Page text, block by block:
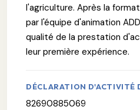
l'agriculture. Après la
par l'équipe d'animation
qualité de la prestation
leur première expérience.
DÉCLARATION D'ACTIVITÉ
82690885069